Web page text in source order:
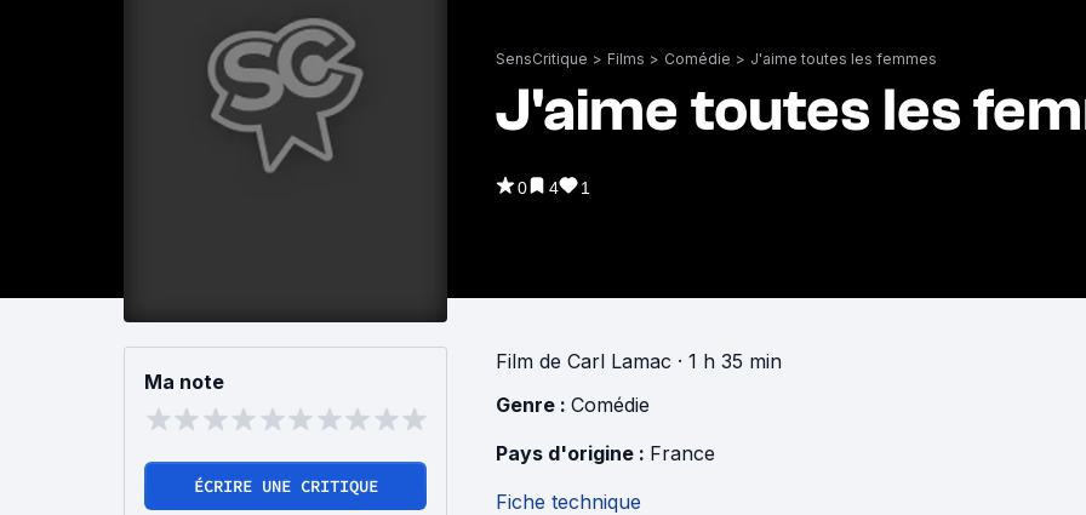
SensCritique > Films > Comédie > J'aime toutes les femmes
J'aime toutes les
0 4 1
Ma note
ÉCRIRE UNE CRITIQUE
Film de Carl Lamac · 1 h 35 min
Genre : Comédie
Pays d'origine : France
Fiche technique